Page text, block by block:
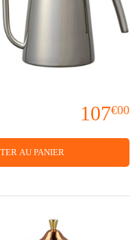
107€00
AU PANIER